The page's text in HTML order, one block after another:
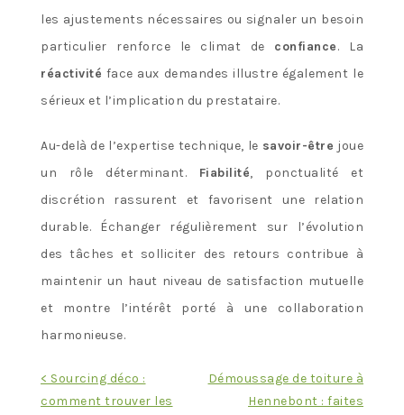
les ajustements nécessaires ou signaler un besoin
particulier renforce le climat de confiance. La
réactivité face aux demandes illustre également le
sérieux et l’implication du prestataire.
Au-delà de l’expertise technique, le savoir-être joue
un rôle déterminant. Fiabilité, ponctualité et
discrétion rassurent et favorisent une relation
durable. Échanger régulièrement sur l’évolution
des tâches et solliciter des retours contribue à
maintenir un haut niveau de satisfaction mutuelle
et montre l’intérêt porté à une collaboration
harmonieuse.
Navigation
< Sourcing déco :
comment trouver les
Démoussage de toiture à
Hennebont : faites